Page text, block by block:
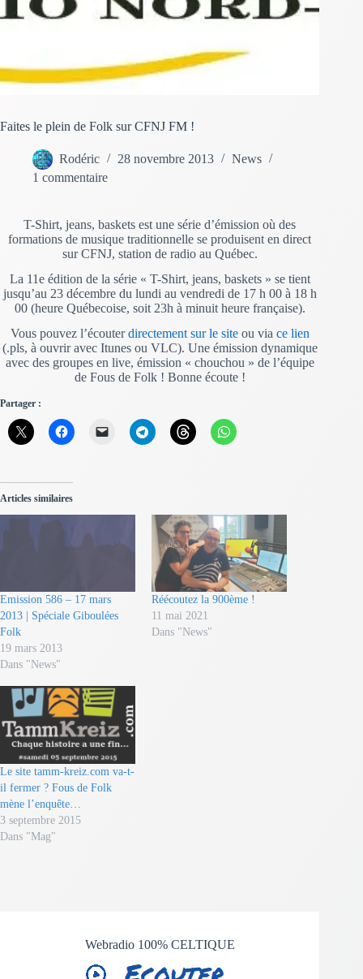
Faites le plein de Folk sur CFNJ FM !
Rodéric 28 novembre 2013
News
1 commentaire
T-Shirt, jeans, baskets est une série d’émission où des
formations de musique traditionnelle se produisent en direct
sur CFNJ, station de radio au Québec.
La 11e édition de la série « T-Shirt, jeans, baskets » se tient
jusqu’au 23 décembre du lundi au vendredi de 17 h 00 à 18 h
00 (heure Québecoise, soit 23h à minuit heure française).
Vous pouvez l’écouterdirectement sur le siteou via ce lien
(.pls, à ouvrir avec Itunes ou VLC). Une émission dynamique
avec des groupes en live, émission « chouchou » de l’équipe
de Fous de Folk ! Bonne écoute !
Partager :
Articles similaires
Emission 586 – 17 mars
2013 | Spéciale Giboulées
Folk
19 mars 2013
Dans "News"
Réécoutez la 900ème !
11 mai 2021
Dans "News"
Le site tamm-kreiz.com va-t-
il fermer ? Fous de Folk
mène l’enquête…
3 septembre 2015
Dans "Mag"
Webradio 100% CELTIQUE